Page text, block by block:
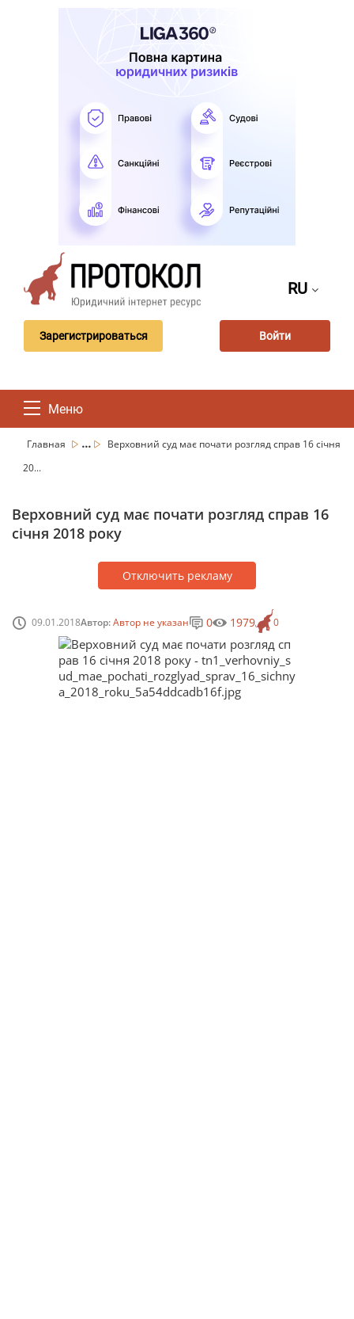
RU
Зарегистрироваться Войти
Меню
Главная ...
Верховний суд має почати розгляд справ 16 січня
20...
Верховний суд має почати розгляд справ 16
січня 2018 року
Отключить рекламу
09.01.2018Автор:Автор не указан 0
0 1979